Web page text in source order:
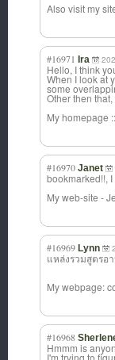
Also visit my
#16971 Ira
Hello, I think
When I look at
some
Other then
My homepage
#16970 Janet
bookmarked!!,
My web-site -
#16969 Lynn
แหล่งรวมสูตรอ
My webpage:
#16968
Hmmm is